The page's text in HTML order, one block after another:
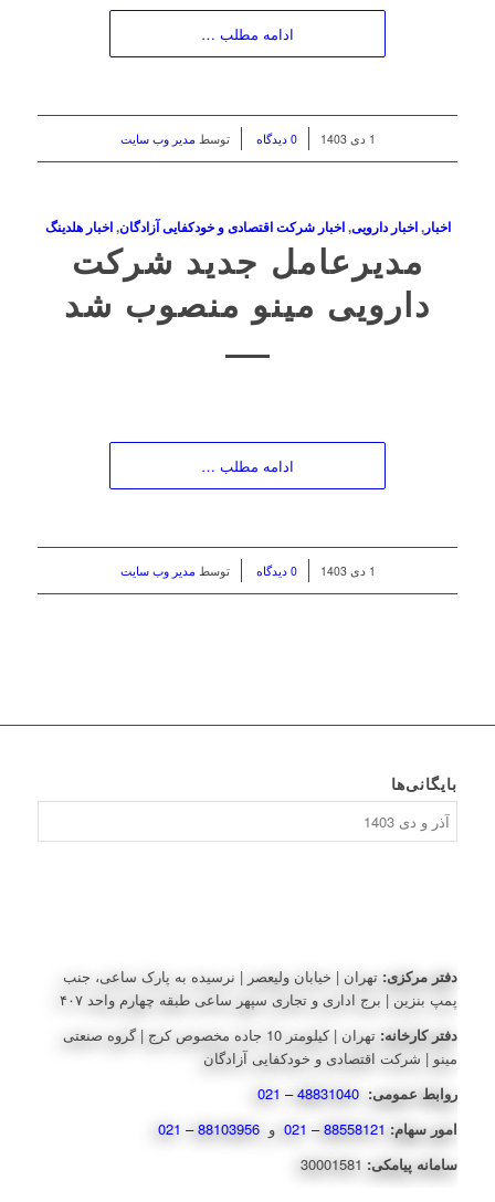
ادامه مطلب …
1 دی 1403 0 دیدگاه توسط مدیر وب سایت
اخبار,اخبار دارویی,اخبار شرکت اقتصادی و خودکفایی آزادگان,اخبار هلدینگ
مدیرعامل جدید شرکت
دارویی مینو منصوب شد
ادامه مطلب …
1 دی 1403 0 دیدگاه توسط مدیر وب سایت
بایگانی‌ها
بایگانی‌ها
دفتر مرکزی: تهران | خیابان ولیعصر | نرسیده به پارک ساعی، جنب
پمپ بنزین | برج اداری و تجاری سپهر ساعی طبقه چهارم واحد ۴۰۷
دفتر کارخانه:
تهران | کیلومتر 10 جاده مخصوص کرج | گروه صنعتی
مینو | شرکت اقتصادی و خودکفایی آزادگان
روابط عمومی:
امور سهام: 88558121 – 021 و
سامانه پیامکی: